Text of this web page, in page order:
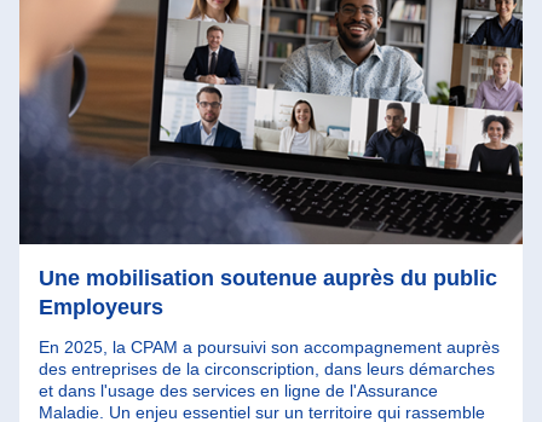
Une mobilisation soutenue auprès du public
Employeurs
En 2025, la CPAM a poursuivi son accompagnement auprès
des entreprises de la circonscription, dans leurs démarches
et dans l'usage des services en ligne de l'Assurance
Maladie. Un enjeu essentiel sur un territoire qui rassemble